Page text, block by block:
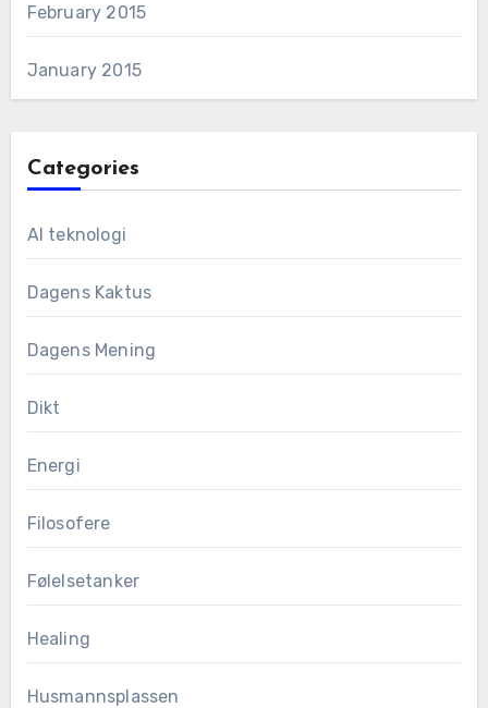
February 2015
January 2015
Categories
AI teknologi
Dagens Kaktus
Dagens Mening
Dikt
Energi
Filosofere
Følelsetanker
Healing
Husmannsplassen